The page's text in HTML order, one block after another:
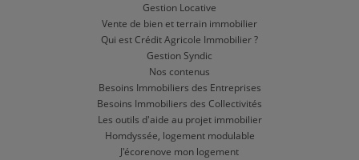
Gestion Locative
Vente de bien et terrain immobilier
Qui est Crédit Agricole Immobilier ?
Gestion Syndic
Nos contenus
Besoins Immobiliers des Entreprises
Besoins Immobiliers des Collectivités
Les outils d'aide au projet immobilier
Homdyssée, logement modulable
J'écorenove mon logement